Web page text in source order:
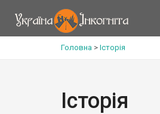
Головна > Історія
Історія